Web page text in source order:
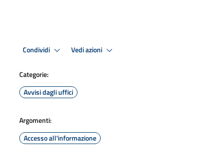
Condividi Vedi azioni
Categorie:
Avvisi dagli uffici
Argomenti:
Accesso all'informazione